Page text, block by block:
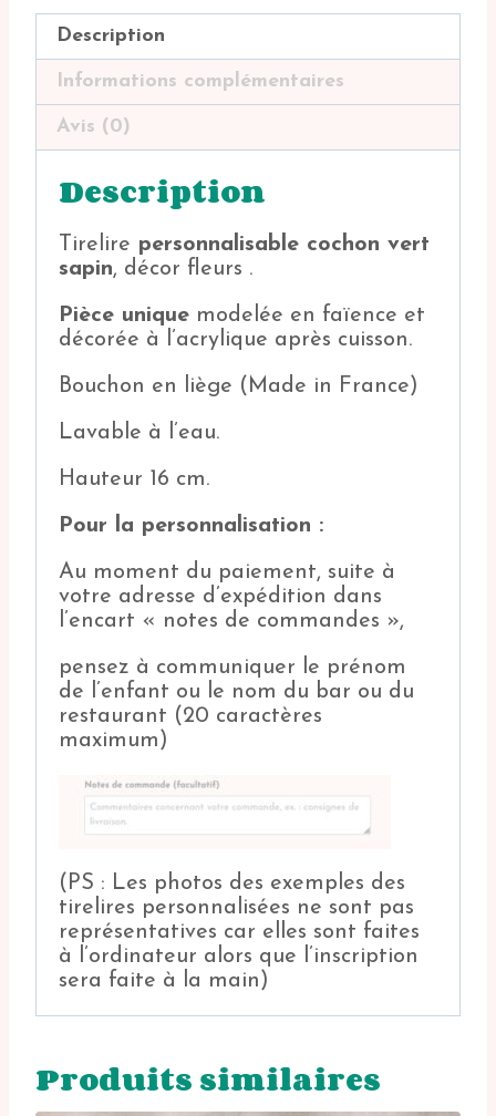
Description
Informations complémentaires
Avis (0)
Description
Tirelire personnalisable cochon vert
sapin, décor fleurs .
Pièce unique modelée en faïence et
décorée à l’acrylique après cuisson.
Bouchon en liège (Made in France)
Lavable à l’eau.
Hauteur 16 cm.
Pour la personnalisation :
Au moment du paiement, suite à
votre adresse d’expédition dans
l’encart « notes de commandes »,
pensez à communiquer le prénom
de l’enfant ou le nom du bar ou du
restaurant (20 caractères
maximum)
(PS : Les photos des exemples des
tirelires personnalisées ne sont pas
représentatives car elles sont faites
à l’ordinateur alors que l’inscription
sera faite à la main)
Produits similaires